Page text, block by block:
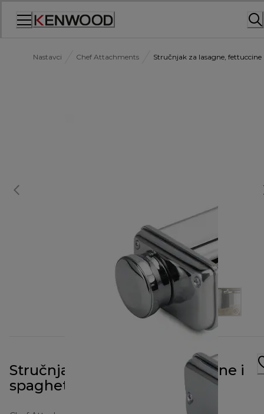
Nastavci Chef Attachments Stručnjak za lasagne,
Stručnjak za lasagne, fettuccine i
spaghetti